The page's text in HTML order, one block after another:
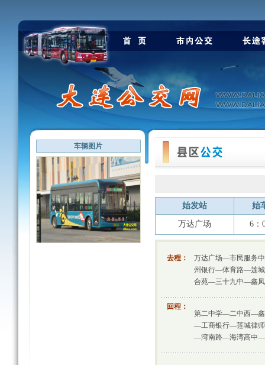
车辆图片
始发站 始
万达广场 6：
去程：
万达广场—市民服务
州银行—体育路—莲
合苑—三十九中—鑫
回程：
第二中学—二中西—
—工商银行—莲城律
—湾南路—海湾高中—